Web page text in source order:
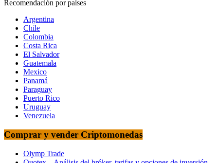
Recomendación por paises
Argentina
Chile
Colombia
Costa Rica
El Salvador
Guatemala
Mexico
Panamá
Paraguay
Puerto Rico
Uruguay
Venezuela
Comprar y vender Criptomonedas
Olymp Trade